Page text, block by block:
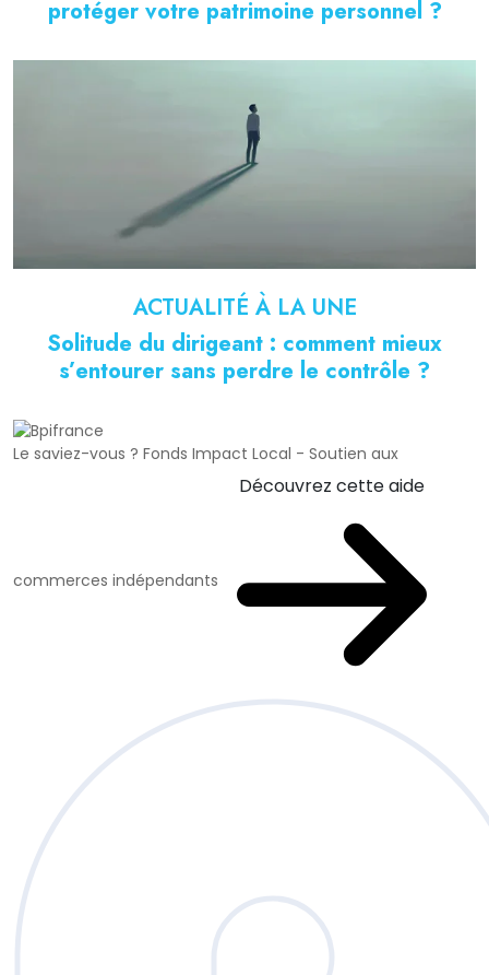
protéger votre patrimoine personnel ?
ACTUALITÉ À LA UNE
Solitude du dirigeant : comment mieux
s’entourer sans perdre le contrôle ?
Le saviez-vous ? Fonds Impact Local - Soutien aux
commerces indépendants
Découvrez cette aide